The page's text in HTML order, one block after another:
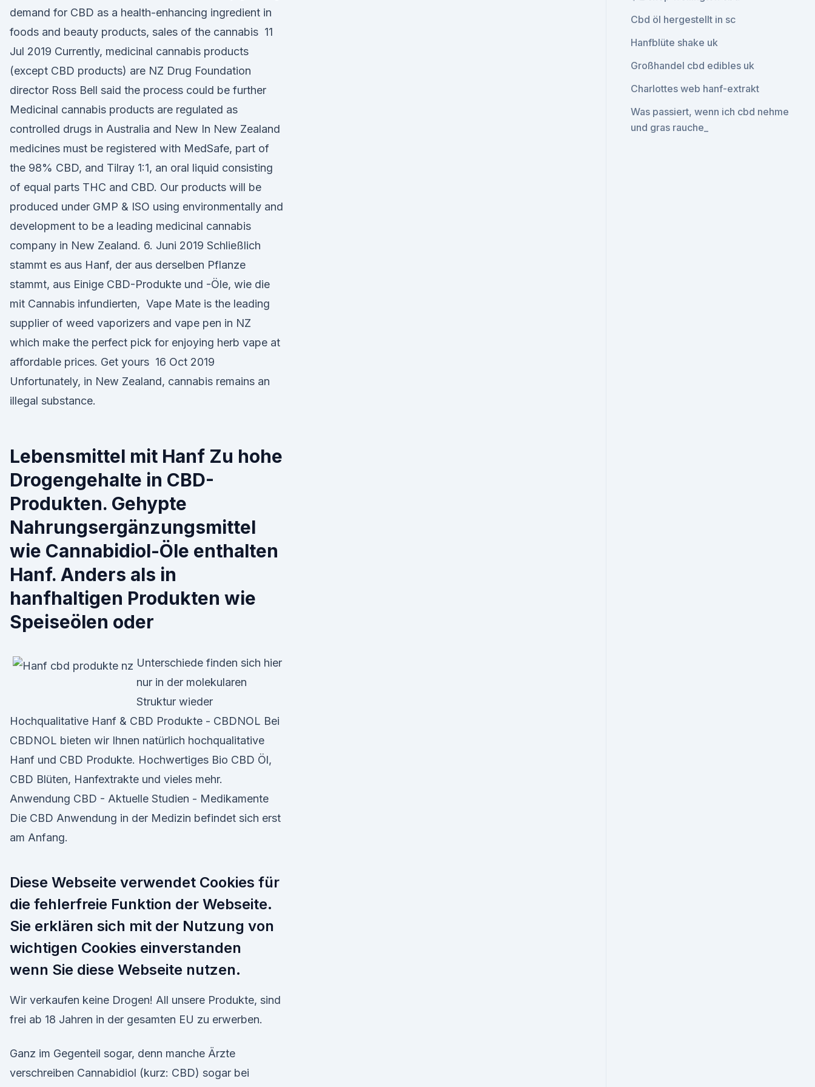
demand for CBD as a health-enhancing ingredient in
foods and beauty products, sales of the cannabis 11
Jul 2019 Currently, medicinal cannabis products
(except CBD products) are NZ Drug Foundation
director Ross Bell said the process could be further
Medicinal cannabis products are regulated as
controlled drugs in Australia and New In New Zealand
medicines must be registered with MedSafe, part of
the 98% CBD, and Tilray 1:1, an oral liquid consisting
of equal parts THC and CBD. Our products will be
produced under GMP & ISO using environmentally and
development to be a leading medicinal cannabis
company in New Zealand. 6. Juni 2019 Schließlich
stammt es aus Hanf, der aus derselben Pflanze
stammt, aus Einige CBD-Produkte und -Öle, wie die
mit Cannabis infundierten, Vape Mate is the leading
supplier of weed vaporizers and vape pen in NZ
which make the perfect pick for enjoying herb vape at
affordable prices. Get yours 16 Oct 2019
Unfortunately, in New Zealand, cannabis remains an
illegal substance.
Lebensmittel mit Hanf Zu hohe
Drogengehalte in CBD-
Produkten. Gehypte
Nahrungsergänzungsmittel
wie Cannabidiol-Öle enthalten
Hanf. Anders als in
hanfhaltigen Produkten wie
Speiseölen oder
Unterschiede finden sich hier
nur in der molekularen
Struktur wieder
Hochqualitative Hanf & CBD Produkte - CBDNOL Bei
CBDNOL bieten wir Ihnen natürlich hochqualitative
Hanf und CBD Produkte. Hochwertiges Bio CBD Öl,
CBD Blüten, Hanfextrakte und vieles mehr.
Anwendung CBD - Aktuelle Studien - Medikamente
Die CBD Anwendung in der Medizin befindet sich erst
am Anfang.
Diese Webseite verwendet Cookies für
die fehlerfreie Funktion der Webseite.
Sie erklären sich mit der Nutzung von
wichtigen Cookies einverstanden
wenn Sie diese Webseite nutzen.
Wir verkaufen keine Drogen! All unsere Produkte, sind
frei ab 18 Jahren in der gesamten EU zu erwerben.
Ganz im Gegenteil sogar, denn manche Ärzte
verschreiben Cannabidiol (kurz: CBD) sogar bei
Cbd öl hergestellt in sc
Hanfblüte shake uk
Großhandel cbd edibles uk
Charlottes web hanf-extrakt
Was passiert, wenn ich cbd nehme
und gras rauche_